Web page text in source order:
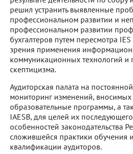
решил устранить выявленные
профессиональном развитии и
профессиональном развитии
бухгалтеров путем пересмотра
зрения применения
коммуникационных технологий и
скептицизма.
Аудиторская палата на
мониторинг изменений,
образовательные программы, а
IAESB, для целей их
особенностей законодательства
сложившейся практики обучения
квалификации аудиторов.